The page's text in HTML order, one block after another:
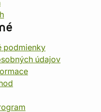
podmienky
údajov